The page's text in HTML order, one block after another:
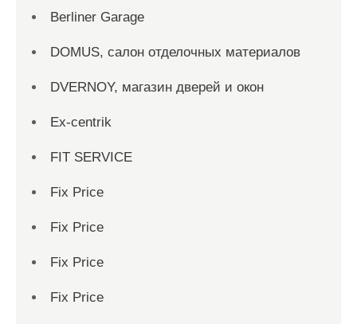
Berliner Garage
DOMUS, салон отделочных материалов
DVERNOY, магазин дверей и окон
Ex-centrik
FIT SERVICE
Fix Price
Fix Price
Fix Price
Fix Price